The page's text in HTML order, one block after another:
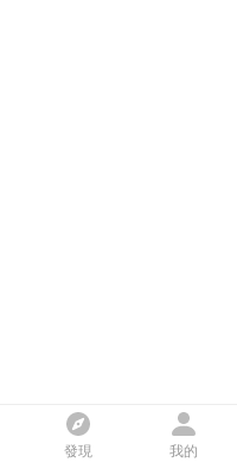
發現 我的